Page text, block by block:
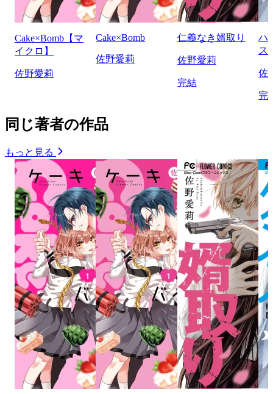
Cake×Bomb【マ
イクロ】
佐野愛莉
Cake×Bomb
佐野愛莉
仁義なき婿取り
佐野愛莉
完結
ハ
ス
佐
完
同じ著者の作品
もっと見る